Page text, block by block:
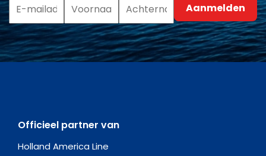
Officieel partner van
Holland America Line